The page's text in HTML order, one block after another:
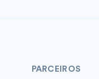
PARCEIROS